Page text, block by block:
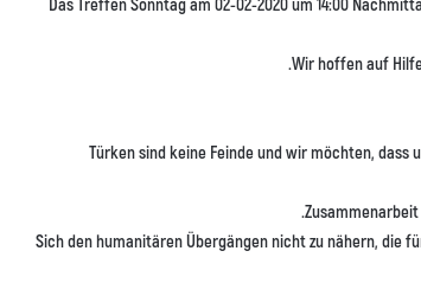
Das Treffen Sonntag am 02-02-2020 um 14:00
Wir hoffen auf
2- Türken sind keine Feinde und wir möchten,
4- Sich den humanitären Übergängen nicht zu nähern,